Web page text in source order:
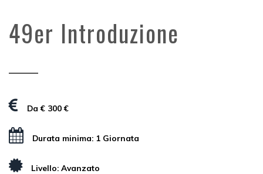
49er Introduzione
Da € 300 €
Durata minima: 1 Giornata
Livello: Avanzato